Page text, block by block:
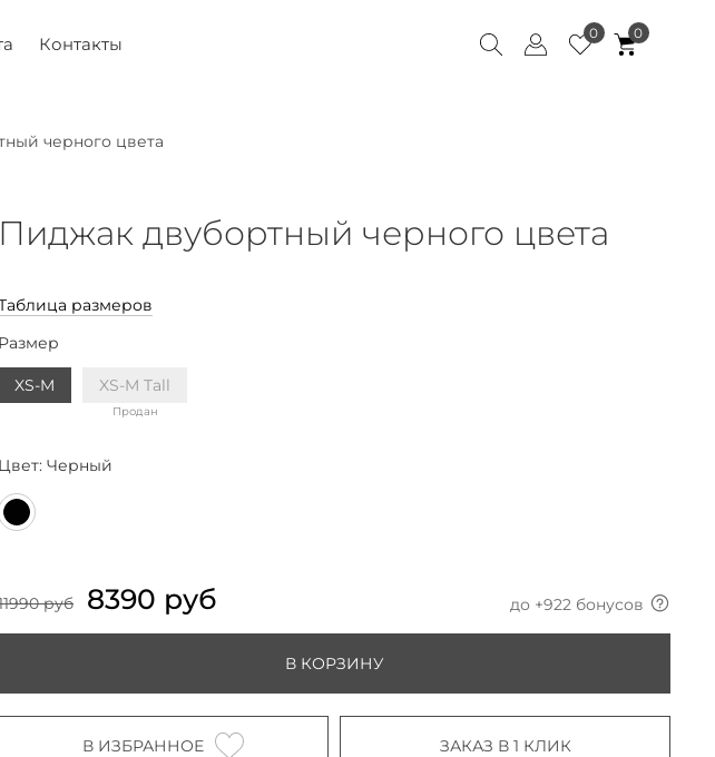
Контакты
0 0
черного цвета
Пиджак двубортный черного цвета
размеров
Размер
XS-M XS-M Tall
Продан
Цвет: Черный
руб 8390 руб до +922 бонусов
В КОРЗИНУ
В ИЗБРАННОЕ ЗАКАЗ В 1 КЛИК